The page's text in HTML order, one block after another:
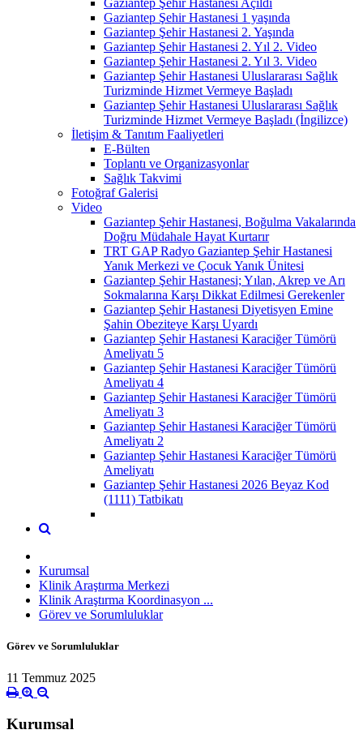
Gaziantep Şehir Hastanesi 1 yaşında
Gaziantep Şehir Hastanesi 2. Yaşında
Gaziantep Şehir Hastanesi 2. Yıl 2. Video
Gaziantep Şehir Hastanesi 2. Yıl 3. Video
Gaziantep Şehir Hastanesi Uluslararası Sağlık
Turizminde Hizmet Vermeye Başladı
Gaziantep Şehir Hastanesi Uluslararası Sağlık
Turizminde Hizmet Vermeye Başladı (İngilizce)
İletişim & Tanıtım Faaliyetleri
E-Bülten
Toplantı ve Organizasyonlar
Sağlık Takvimi
Fotoğraf Galerisi
Video
Gaziantep Şehir Hastanesi, Boğulma Vakalarında
Doğru Müdahale Hayat Kurtarır
TRT GAP Radyo Gaziantep Şehir Hastanesi
Yanık Merkezi ve Çocuk Yanık Ünitesi
Gaziantep Şehir Hastanesi; Yılan, Akrep ve Arı
Sokmalarına Karşı Dikkat Edilmesi Gerekenler
Gaziantep Şehir Hastanesi Diyetisyen Emine
Şahin Obeziteye Karşı Uyardı
Gaziantep Şehir Hastanesi Karaciğer Tümörü
Ameliyatı 5
Gaziantep Şehir Hastanesi Karaciğer Tümörü
Ameliyatı 4
Gaziantep Şehir Hastanesi Karaciğer Tümörü
Ameliyatı 3
Gaziantep Şehir Hastanesi Karaciğer Tümörü
Ameliyatı 2
Gaziantep Şehir Hastanesi Karaciğer Tümörü
Ameliyatı
Gaziantep Şehir Hastanesi 2026 Beyaz Kod
(1111) Tatbikatı
Kurumsal
Klinik Araştırma Merkezi
Klinik Araştırma Koordinasyon ...
Görev ve Sorumluluklar
Görev ve Sorumluluklar
11 Temmuz 2025
Kurumsal